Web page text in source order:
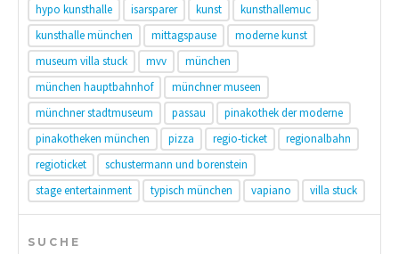
hypo kunsthalle
isarsparer kunst
kunsthallemuc
kunsthalle münchen
mittagspause
moderne kunst
museum villa stuck
mvv
münchen
münchen hauptbahnhof
münchner museen
münchner stadtmuseum
passau
pinakothek der moderne
pinakotheken münchen
pizza regio-ticket
regionalbahn
regioticket
schustermann und borenstein
stage entertainment
typisch münchen vapiano villa stuck
SUCHE